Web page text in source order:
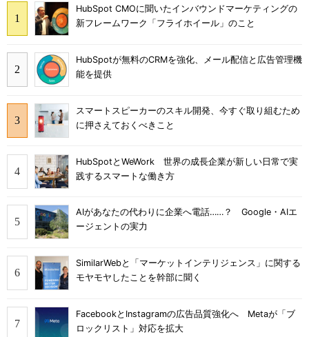
HubSpot CMOに聞いたインバウンドマーケティングの
新フレームワーク「フライホイール」のこと
HubSpotが無料のCRMを強化、メール配信と広告管理機
能を提供
スマートスピーカーのスキル開発、今すぐ取り組むため
に押さえておくべきこと
HubSpotとWeWork 世界の成長企業が新しい日常で実
践するスマートな働き方
AIがあなたの代わりに企業へ電話……？ Google・AIエ
ージェントの実力
SimilarWebと「マーケットインテリジェンス」に関する
モヤモヤしたことを幹部に聞く
FacebookとInstagramの広告品質強化へ Metaが「ブ
ロックリスト」対応を拡大